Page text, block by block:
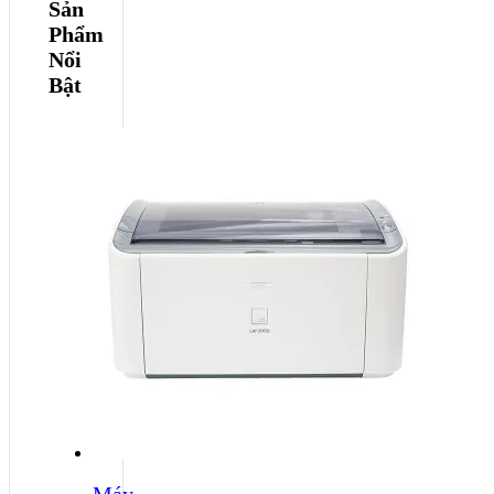
Sản
Phẩm
Nổi
Bật